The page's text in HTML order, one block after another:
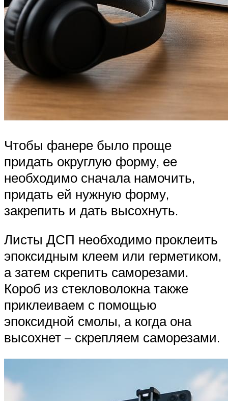
Чтобы фанере было проще
придать округлую форму, ее
необходимо сначала намочить,
придать ей нужную форму,
закрепить и дать высохнуть.
Листы ДСП необходимо проклеить
эпоксидным клеем или герметиком,
а затем скрепить саморезами.
Короб из стекловолокна также
приклеиваем с помощью
эпоксидной смолы, а когда она
высохнет – скрепляем саморезами.